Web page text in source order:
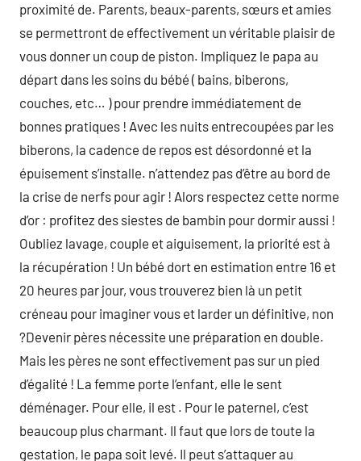
proximité de. Parents, beaux-parents, sœurs et amies
se permettront de effectivement un véritable plaisir de
vous donner un coup de piston. Impliquez le papa au
départ dans les soins du bébé ( bains, biberons,
couches, etc… ) pour prendre immédiatement de
bonnes pratiques ! Avec les nuits entrecoupées par les
biberons, la cadence de repos est désordonné et la
épuisement s’installe. n’attendez pas d’être au bord de
la crise de nerfs pour agir ! Alors respectez cette norme
d’or : profitez des siestes de bambin pour dormir aussi !
Oubliez lavage, couple et aiguisement, la priorité est à
la récupération ! Un bébé dort en estimation entre 16 et
20 heures par jour, vous trouverez bien là un petit
créneau pour imaginer vous et larder un définitive, non
?Devenir pères nécessite une préparation en double.
Mais les pères ne sont effectivement pas sur un pied
d’égalité ! La femme porte l’enfant, elle le sent
déménager. Pour elle, il est . Pour le paternel, c’est
beaucoup plus charmant. Il faut que lors de toute la
gestation, le papa soit levé. Il peut s’attaquer au